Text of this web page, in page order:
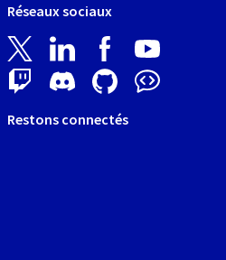
Réseaux sociaux
Restons connectés